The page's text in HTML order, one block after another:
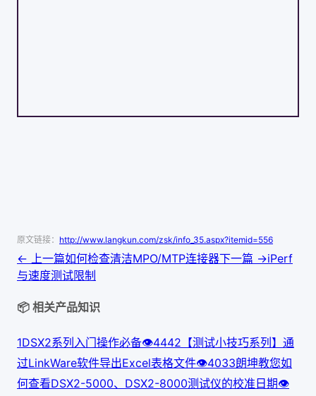
原文链接： http://www.langkun.com/zsk/info_35.aspx?itemid=556
← 上一篇如何检查清洁MPO/MTP连接器下一篇 →iPerf
与速度测试限制
📦 相关产品知识
1DSX2系列入门操作必备👁4442 【测试小技巧系列】通
过LinkWare软件导出Excel表格文件👁4033朗坤教您如
何查看DSX2-5000、DSX2-8000测试仪的校准日期👁